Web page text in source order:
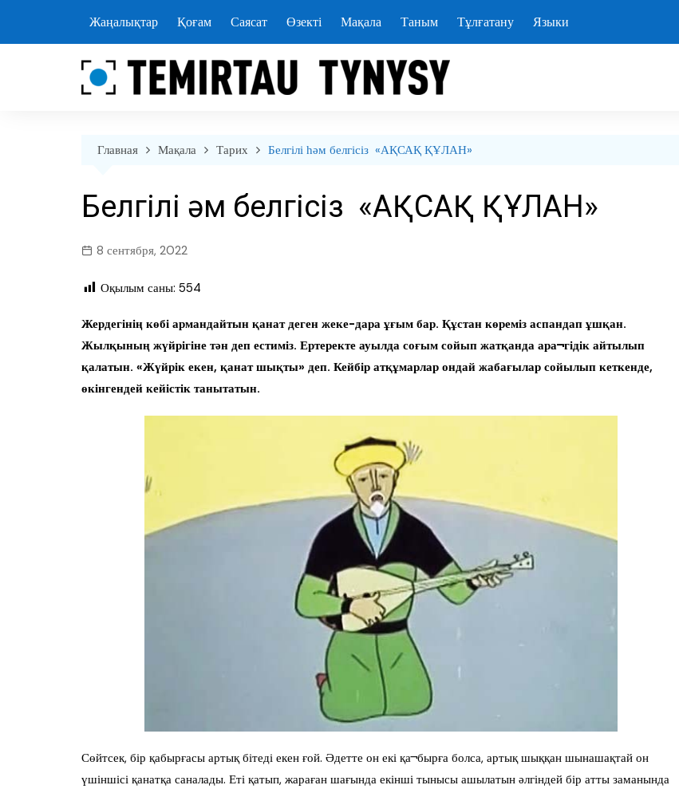
содержанию
Жаңалықтар Қоғам Саясат Өзекті Мақала Таным Тұлғатану Языки
Главная Мақала Тарих Белгілі һәм белгісіз «АҚСАҚ ҚҰЛАН»
Белгілі һәм белгісіз «АҚСАҚ ҚҰЛАН»
8 сентября, 2022
Оқылым саны: 554
Жердегінің көбі армандайтын қанат деген жеке-дара ұғым бар. Құстан көреміз аспандап ұшқан.
Жылқының жүйрігіне тән деп естиміз. Ертеректе ауылда соғым сойып жатқанда ара¬гідік айтылып
қалатын. «Жүйрік екен, қанат шықты» деп. Кейбір атқұмарлар ондай жабағылар сойылып кеткенде,
өкінгендей кейістік танытатын.
Сөйтсек, бір қабырғасы артық бітеді екен ғой. Әдетте он екі қа¬бырға болса, артық шыққан шынашақтай он
үшіншісі қанатқа саналады. Еті қатып, жараған шағында екінші тынысы ашылатын әлгіндей бір атты заманында